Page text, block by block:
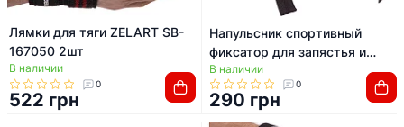
Лямки для тяги ZELART SB-
167050 2шт
В наличии
0
522 грн
Напульсник спортивный
фиксатор для запястья и
кисти с лямкой для тяги
VALEO TA-4390 2шт
В наличии
0
290 грн